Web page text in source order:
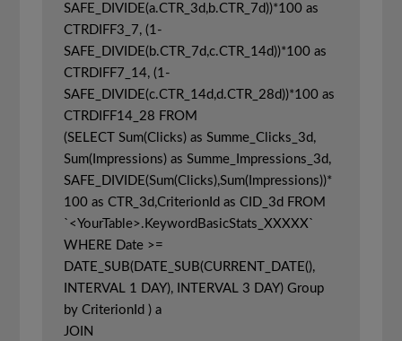
SAFE_DIVIDE(a.CTR_3d,b.CTR_7d))*100 as
CTRDIFF3_7, (1-
SAFE_DIVIDE(b.CTR_7d,c.CTR_14d))*100 as
CTRDIFF7_14, (1-
SAFE_DIVIDE(c.CTR_14d,d.CTR_28d))*100 as
CTRDIFF14_28 FROM
(SELECT Sum(Clicks) as Summe_Clicks_3d,
Sum(Impressions) as Summe_Impressions_3d,
SAFE_DIVIDE(Sum(Clicks),Sum(Impressions))*
100 as CTR_3d,CriterionId as CID_3d FROM
`<YourTable>.KeywordBasicStats_XXXXX`
WHERE Date >=
DATE_SUB(DATE_SUB(CURRENT_DATE(),
INTERVAL 1 DAY), INTERVAL 3 DAY) Group
by CriterionId ) a
JOIN